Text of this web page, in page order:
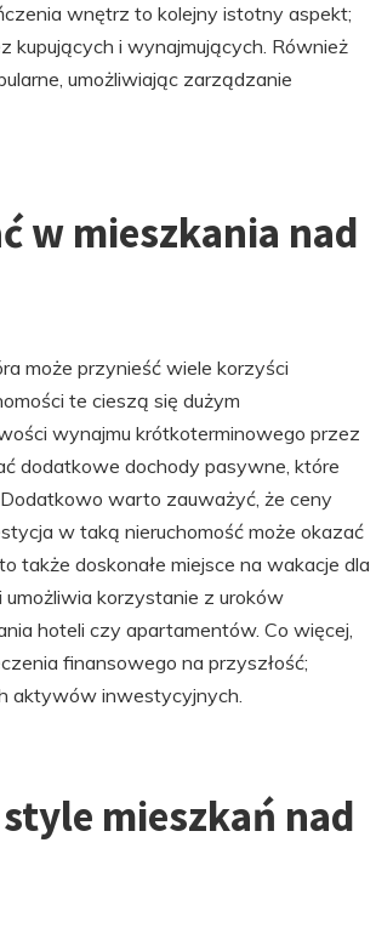
wnętrz to kolejny istotny aspekt;
kupujących i wynajmujących. Również
umożliwiając zarządzanie
w mieszkania nad
może przynieść wiele korzyści
te cieszą się dużym
wynajmu krótkoterminowego przez
dodatkowe dochody pasywne, które
warto zauważyć, że ceny
w taką nieruchomość może okazać
także doskonałe miejsce na wakacje dla
umożliwia korzystanie z uroków
hoteli czy apartamentów. Co więcej,
finansowego na przyszłość;
aktywów inwestycyjnych.
mieszkań nad